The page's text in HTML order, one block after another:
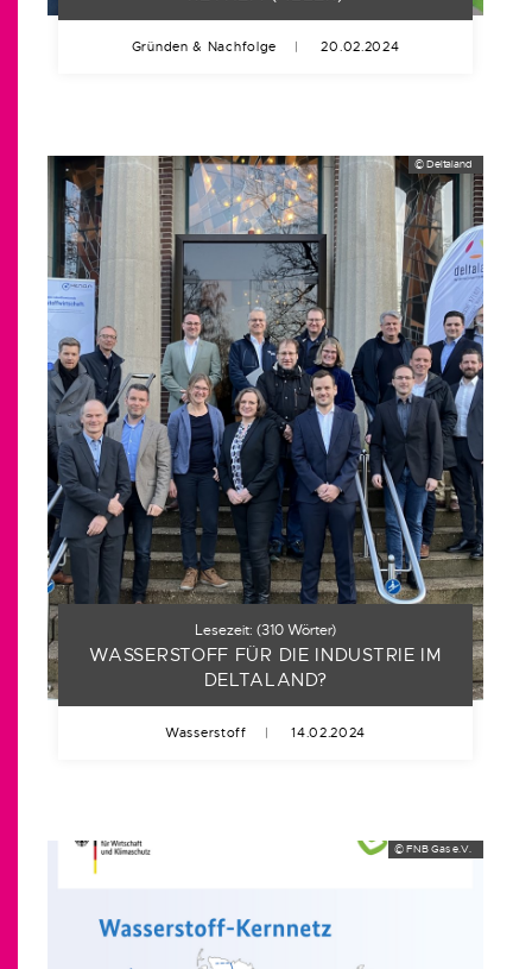
Gründen & Nachfolge 20.02.2024
© Deltaland
Lesezeit:(310Wörter)
WASSERSTOFF FÜR DIE INDUSTRIE IM
DELTALAND?
Wasserstoff | 14.02.2024
© FNB Gas e.V.